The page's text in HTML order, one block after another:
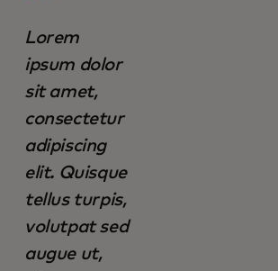
Lorem
ipsum dolor
sit amet,
consectetur
adipiscing
elit. Quisque
tellus turpis,
volutpat sed
augue ut,